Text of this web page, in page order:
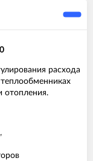
расхода
отопления.